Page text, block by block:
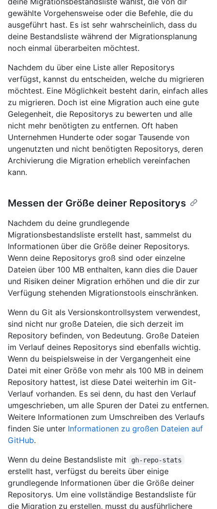
gewählte Vorgehensweise oder die Befehle, die du
ausgeführt hast. Es ist sehr wahrscheinlich, dass du
deine Bestandsliste während der Migrationsplanung
noch einmal überarbeiten möchtest.
Nachdem du über eine Liste aller Repositorys
verfügst, kannst du entscheiden, welche du migrieren
möchtest. Eine Möglichkeit besteht darin, einfach alles
zu migrieren. Doch ist eine Migration auch eine gute
Gelegenheit, die Repositorys zu bewerten und alle
nicht mehr benötigten zu entfernen. Oft haben
Unternehmen Hunderte oder sogar Tausende von
ungenutzten und nicht benötigten Repositorys, deren
Archivierung die Migration erheblich vereinfachen
kann.
Messen der Größe deiner Repositorys
Nachdem du deine grundlegende
Migrationsbestandsliste erstellt hast, sammelst du
Informationen über die Größe deiner Repositorys.
Wenn deine Repositorys groß sind oder einzelne
Dateien über 100 MB enthalten, kann dies die Dauer
und Risiken deiner Migration erhöhen und die dir zur
Verfügung stehenden Migrationstools einschränken.
Wenn du Git als Versionskontrollsystem verwendest,
sind nicht nur große Dateien, die sich derzeit im
Repository befinden, von Bedeutung. Große Dateien
im Verlauf deines Repositorys sind ebenfalls wichtig.
Wenn du beispielsweise in der Vergangenheit eine
Datei mit einer Größe von mehr als 100 MB in deinem
Repository hattest, ist diese Datei weiterhin im Git-
Verlauf vorhanden. Es sei denn, du hast den Verlauf
umgeschrieben, um alle Spuren der Datei zu entfernen.
Weitere Informationen zum Umschreiben des Verlaufs
finden Sie unter Informationen zu großen Dateien auf
GitHub.
Wenn du deine Bestandsliste mit
gh-repo-stats
erstellt hast, verfügst du bereits über einige
grundlegende Informationen über die Größe deiner
Repositorys. Um eine vollständige Bestandsliste für
die Migration zu erstellen, musst du ausführlichere